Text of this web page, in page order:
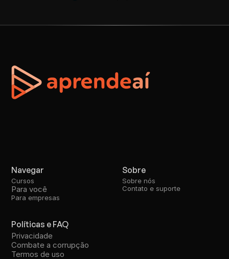
Navegar
Cursos
Para você
Para empresas
Sobre
Sobre nós
Contato e suporte
Políticas e FAQ
Privacidade
Combate a corrupção
Termos de uso